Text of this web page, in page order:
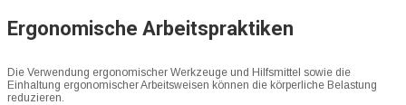
Ergonomische Arbeitspraktiken
Die Verwendung ergonomischer Werkzeuge und Hilfsmittel sowie die
Einhaltung ergonomischer Arbeitsweisen können die körperliche Belastung
reduzieren.